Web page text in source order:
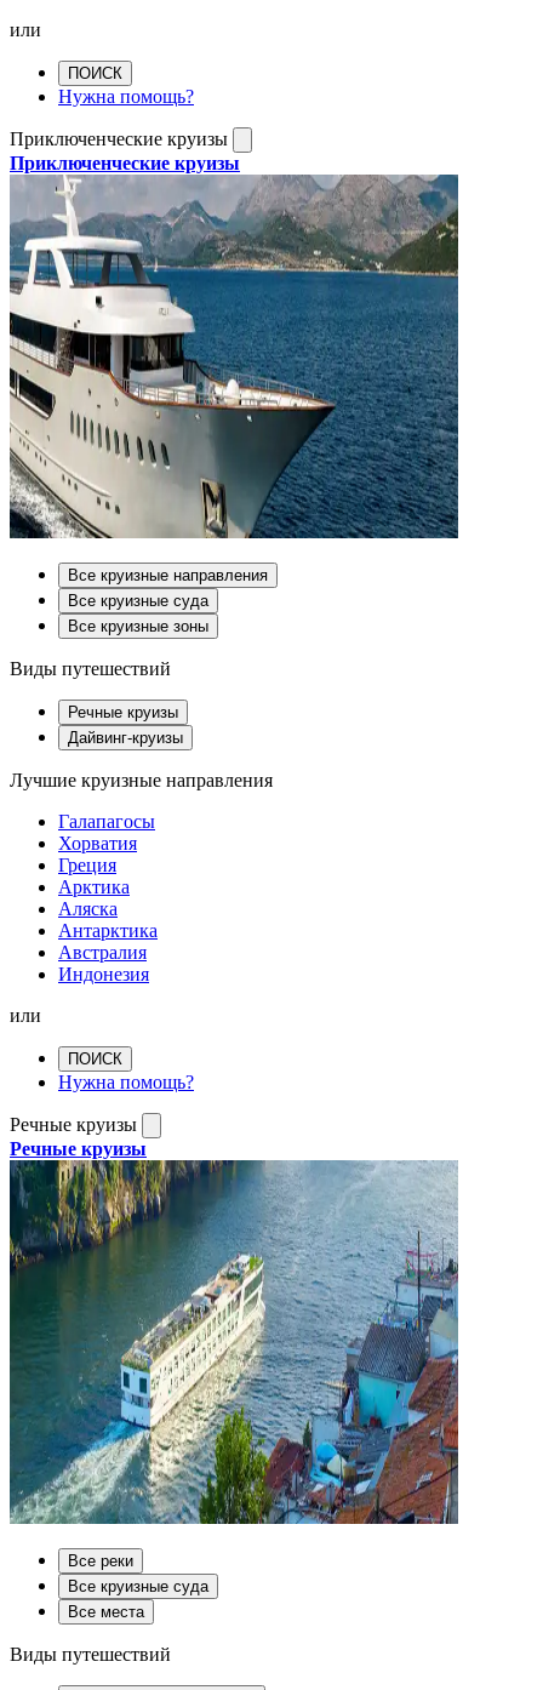
или
ПОИСК
Нужна помощь?
Приключенческие круизы
Приключенческие круизы
Все круизные направления
Все круизные суда
Все круизные зоны
Виды путешествий
Речные круизы
Дайвинг-круизы
Лучшие круизные направления
Галапагосы
Хорватия
Греция
Арктика
Аляска
Антарктика
Австралия
Индонезия
или
ПОИСК
Нужна помощь?
Речные круизы
Речные круизы
Все реки
Все круизные суда
Все места
Виды путешествий